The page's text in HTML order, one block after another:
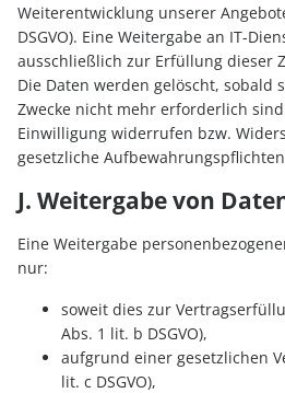
Weiterentwicklung unserer
DSGVO). Eine Weitergabe an IT-
ausschließlich zur Erfüllung dieser
Die Daten werden gelöscht, sobald
Zwecke nicht mehr erforderlich
Einwilligung widerrufen bzw.
gesetzliche
J. Weitergabe von
Eine Weitergabe
nur:
soweit dies zur
Abs. 1 lit. b DSGVO),
aufgrund einer gesetzlichen
lit. c DSGVO),